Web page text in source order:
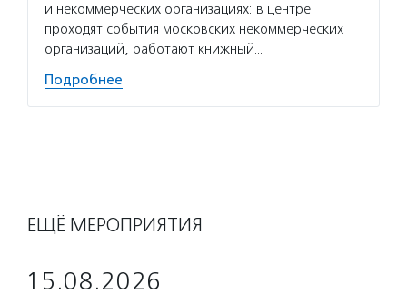
и некоммерческих организациях: в центре
проходят события московских некоммерческих
организаций, работают книжный…
Подробнее
ЕЩЁ МЕРОПРИЯТИЯ
15.08.2026